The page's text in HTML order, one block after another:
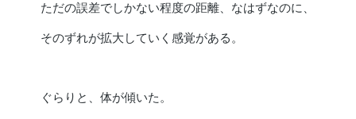
ただの誤差でしかない程度の距離、なはずなのに、
そのずれが拡大していく感覚がある。
ぐらりと、体が傾いた。